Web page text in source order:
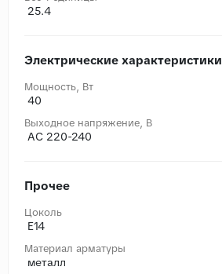
25.4
Электрические характеристики
Мощность, Вт
40
Выходное напряжение, В
AC 220-240
Прочее
Цоколь
E14
Материал арматуры
металл